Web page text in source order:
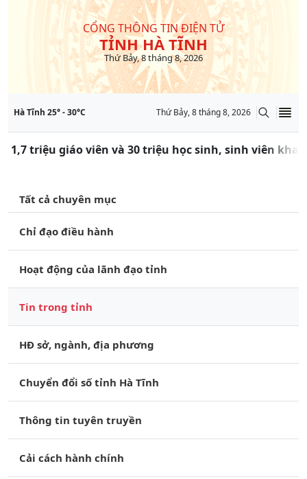
CỔNG THÔNG TIN ĐIỆN TỬ
TỈNH HÀ TĨNH
Thứ Bảy, 8 tháng 8, 2026
Hà Tĩnh 25° -30°C Thứ Bảy, 8 tháng 8, 2026
1,7 triệu giáo viên và 30 triệu học sinh, sinh viên khai
Tất cả chuyên mục
Chỉ đạo điều hành
Hoạt động của lãnh đạo tỉnh
Tin trong tỉnh
HĐ sở, ngành, địa phương
Chuyển đổi số tỉnh Hà Tĩnh
Thông tin tuyên truyền
Cải cách hành chính